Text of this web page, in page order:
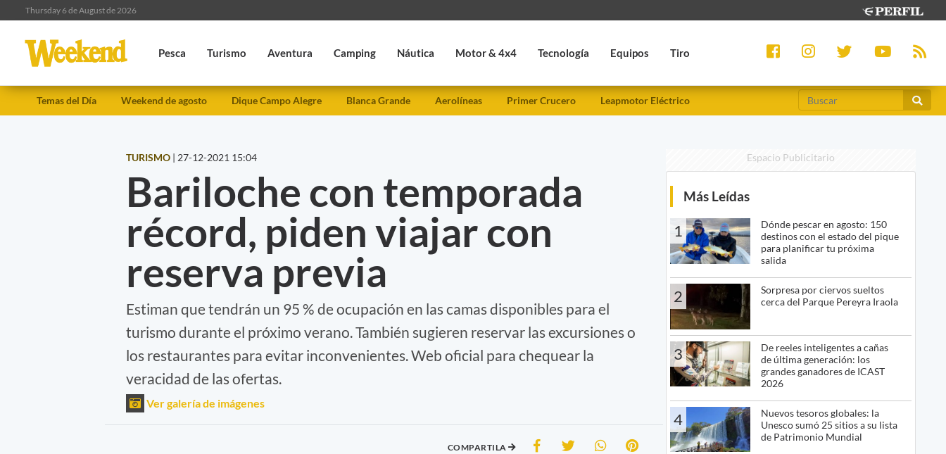
Thursday 6 de August de 2026
Pesca Turismo Aventura Camping Náutica Motor & 4x4 Tecnología Equipos Tiro
Temas del Día Weekend de agosto Dique Campo Alegre Blanca Grande Aerolíneas Primer Crucero Leapmotor Eléctrico
TURISMO | 27-12-2021 15:04
Bariloche con temporada
récord, piden viajar con
reserva previa
Estiman que tendrán un 95 % de ocupación en las camas disponibles para el
turismo durante el próximo verano. También sugieren reservar las excursiones o
los restaurantes para evitar inconvenientes. Web oficial para chequear la
veracidad de las ofertas.
Ver galería de imágenes
COMPARTILA
Espacio Publicitario
Más Leídas
1
Dónde pescar en agosto: 150
destinos con el estado del pique
para planificar tu próxima
salida
2
Sorpresa por ciervos sueltos
cerca del Parque Pereyra Iraola
3
De reeles inteligentes a cañas
de última generación: los
grandes ganadores de ICAST
2026
4
Nuevos tesoros globales: la
Unesco sumó 25 sitios a su lista
de Patrimonio Mundial